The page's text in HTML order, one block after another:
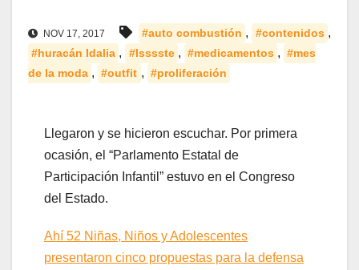
NOV 17, 2017 #auto combustión , #contenidos ,
#huracán Idalia , #Isssste , #medicamentos , #mes
de la moda , #outfit , #proliferación
Llegaron y se hicieron escuchar. Por primera
ocasión, el “Parlamento Estatal de
Participación Infantil” estuvo en el Congreso
del Estado.
Ahí 52 Niñas, Niños y Adolescentes
presentaron cinco propuestas para la defensa